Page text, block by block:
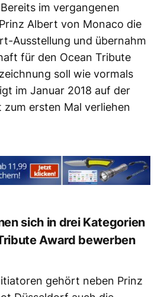
im vergangenen
Albert von Monaco die
Ausstellung und übernahm
für den Ocean Tribute
soll wie vormals
im Januar 2018 auf der
ersten Mal verliehen
sich in drei Kategorien
Award bewerben
gehört neben Prinz